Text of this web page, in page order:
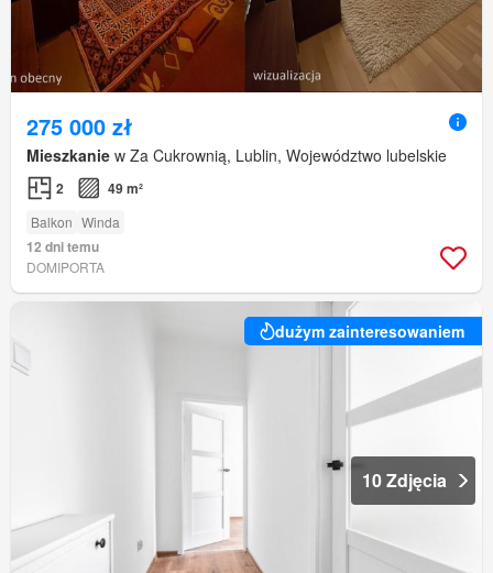
275 000 zł
Mieszkanie w Za Cukrownią, Lublin, Województwo lubelskie
2 49 m²
Balkon Winda
12 dni temu
DOMIPORTA
dużym zainteresowaniem
10 Zdjęcia